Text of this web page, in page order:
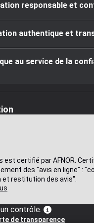
responsable et
authentique et
au service de la
est certifié par AFNOR.
des "avis en ligne" :
et restitution des avis".
contrôle.
de transparence